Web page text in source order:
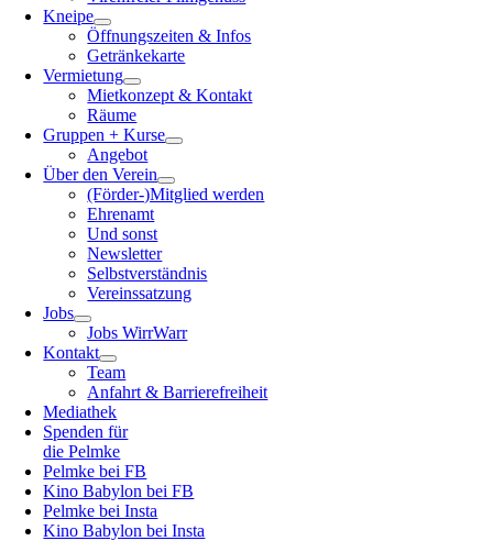
Kneipe
Öffnungszeiten & Infos
Getränkekarte
Vermietung
Mietkonzept & Kontakt
Räume
Gruppen + Kurse
Angebot
Über den Verein
(Förder-)Mitglied werden
Ehrenamt
Und sonst
Newsletter
Selbstverständnis
Vereinssatzung
Jobs
Jobs WirrWarr
Kontakt
Team
Anfahrt & Barrierefreiheit
Mediathek
Spenden für
die Pelmke
Pelmke bei FB
Kino Babylon bei FB
Pelmke bei Insta
Kino Babylon bei Insta